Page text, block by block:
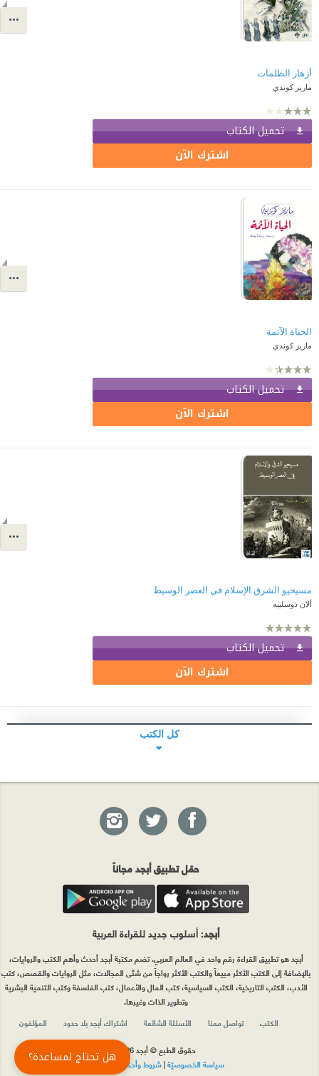
أزهار الظلمات
ماريز كوندي
تحميل الكتاب
اشترك الآن
الحياة الآثمة
ماريز كوندي
تحميل الكتاب
اشترك الآن
مسيحيو الشرق الإسلام في العصر الوسيط
ألان دوسلييه
تحميل الكتاب
اشترك الآن
كل الكتب
حمّل تطبيق أبجد مجاناً
أبجد: أسلوب جديد للقراءة العربية
أبجد هو تطبيق القراءة رقم واحد في العالم العربي. تضم مكتبة أبجد أحدث وأهم الكتب والروايات،
بالإضافة إلى الكتب الأكثر مبيعاً والكتب الأكثر رواجاً من شتّى المجالات، مثل الروايات والقصص، كتب
الأدب، الكتب التاريخية، الكتب السياسية، كتب المال والأعمال، كتب الفلسفة وكتب التنمية البشرية
وتطوير الذات وغيرها.
الكتب
تواصل معنا الأسئلة الشائعة اشتراك أبجد بلا حدود
المؤلفون
حقوق الطبع © أبجد 2026
سياسة الخصوصيّة|شروط وأحكام الاستخدامهل تحتاج لمساعدة؟